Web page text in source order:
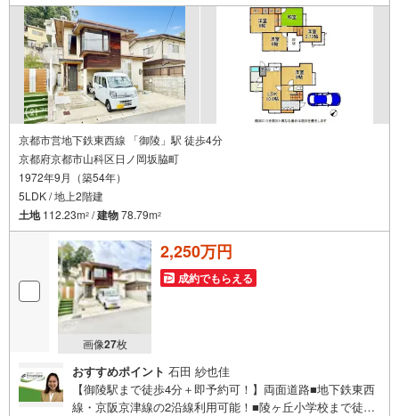
京都市営地下鉄東西線 「御陵」駅 徒歩4分
京都府京都市山科区日ノ岡坂脇町
1972年9月（築54年）
5LDK / 地上2階建
土地112.23m2 /建物78.79m2
画像27枚
2,250万円
成約でもらえる
おすすめポイント 石田 紗也佳
【御陵駅まで徒歩4分＋即予約可！】両面道路■地下鉄東西
線・京阪京津線の2沿線利用可能！■陵ヶ丘小学校まで徒歩